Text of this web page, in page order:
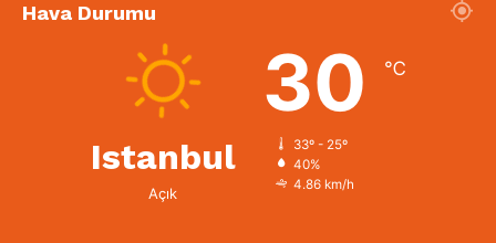
Hava Durumu
Istanbul
Açık
30 ℃
33º - 25º
40%
4.86 km/h